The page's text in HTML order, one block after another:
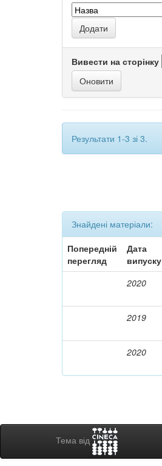
Вивести на сторінку
Результати 1-3 зі 3.
Знайдені матеріали:
Попередній
перегляд
Дата
випуску
2020
2019
2020
Тема від